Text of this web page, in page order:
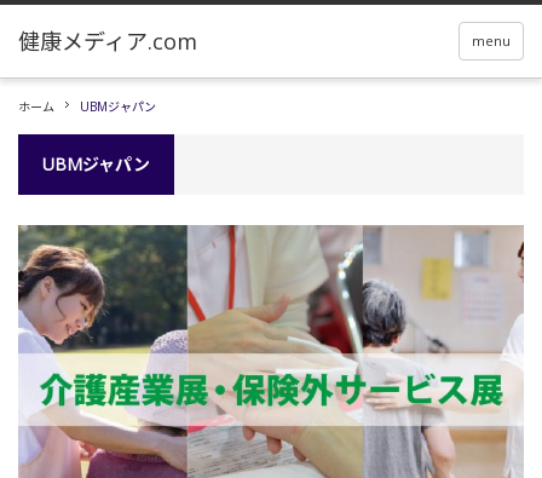
menu
ホーム UBMジャパン
UBMジャパン